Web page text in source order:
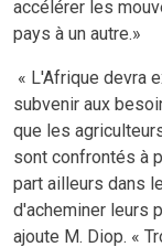
accélérer les
pays à un autre.»
« L'Afrique devra
subvenir aux
que les
sont confrontés à
part ailleurs dans
d'acheminer leurs
ajoute M. Diop. «